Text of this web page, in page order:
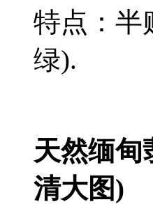
特点：半
绿).
天然缅甸
清大图)